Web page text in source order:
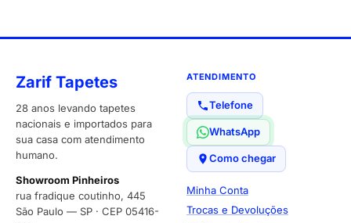
Zarif Tapetes
28 anos levando tapetes
nacionais e importados para
sua casa com atendimento
humano.
Showroom Pinheiros
rua fradique coutinho, 445
São Paulo — SP · CEP 05416-
ATENDIMENTO
Telefone
WhatsApp
Como chegar
Minha Conta
Trocas e Devoluções